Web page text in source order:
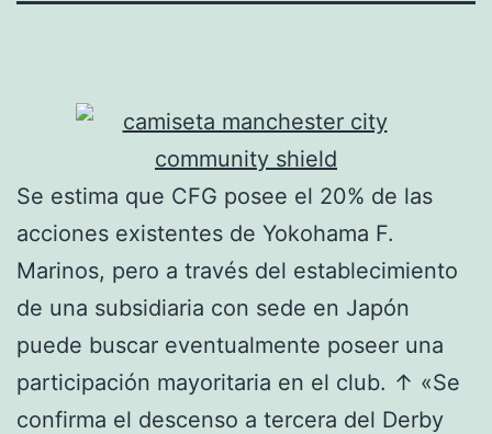
Se estima que CFG posee el 20% de las
acciones existentes de Yokohama F.
Marinos, pero a través del establecimiento
de una subsidiaria con sede en Japón
puede buscar eventualmente poseer una
participación mayoritaria en el club. ↑ «Se
confirma el descenso a tercera del Derby